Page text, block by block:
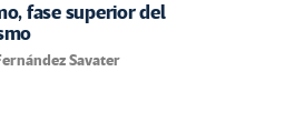
fase superior del
Savater